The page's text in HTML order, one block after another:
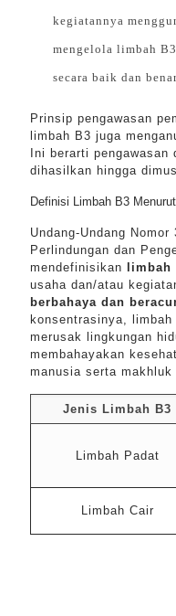
kegiatannya
mengelola limbah
secara baik dan
Prinsip pengawasan
limbah B3 juga
Ini berarti
dihasilkan hingga
Definisi Limbah B3
Undang-Undang
Perlindungan dan
mendefinisikan
limbah
usaha dan/atau
berbahaya dan
konsentrasinya,
merusak lingkungan
membahayakan
manusia serta makhluk
Jenis Limbah B3
Limbah Padat
Limbah Cair